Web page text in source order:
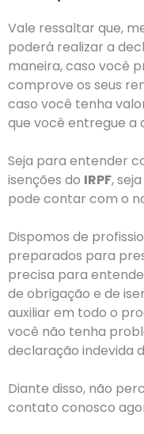
Vale ressaltar que,
poderá realizar a
maneira, caso você
comprove os seus
caso você tenha
que você entregue a
Seja para entender
isenções do IRPF,
pode contar com o
Dispomos de
preparados para
precisa para
de obrigação e de
auxiliar em todo o
você não tenha
declaração indevida
Diante disso, não
contato conosco